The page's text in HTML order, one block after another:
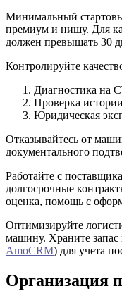
Минимальный
премиум и нишу. Для
должен превышать 30
Контролируйте
Диагностика на
Проверка
Юридическая
Отказывайтесь от
документального
Работайте с
долгосрочные
оценка, помощь с
Оптимизируйте
машину. Храните запас
AmoCRM) для учета
Организация